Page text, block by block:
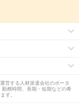
営する人材派遣会社のポータ
務時間、長期・短期などの希
す。